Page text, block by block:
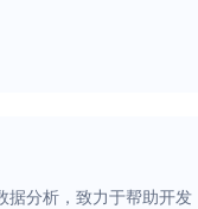
据分析，致力于帮助开发